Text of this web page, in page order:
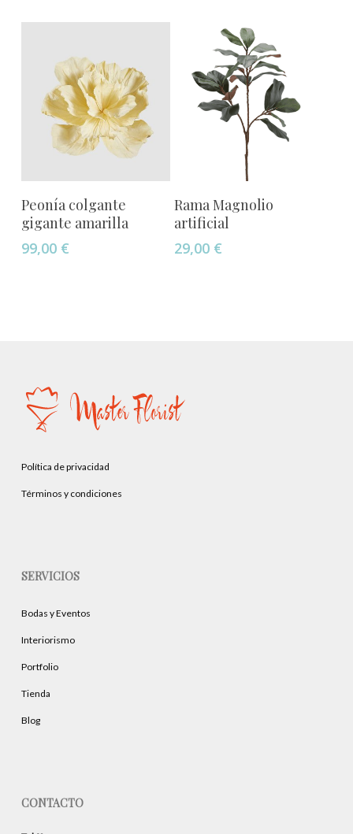
Añadir Al Carrito
Peonía colgante
gigante amarilla
99,00 €
Añadir Al Carrito
Rama Magnolio
artificial
29,00 €
Política de privacidad
Términos y condiciones
SERVICIOS
Bodas y Eventos
Interiorismo
Portfolio
Tienda
Blog
CONTACTO